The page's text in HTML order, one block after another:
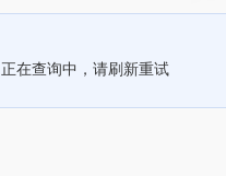
正在查询中，请刷新重试